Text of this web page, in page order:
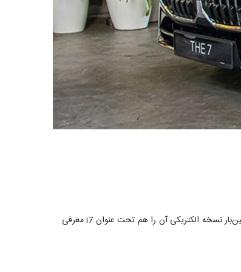
با طیف متنوعی از پیشرانه‌ها رونمایی کرد که علاوه‌بر نسخه‌های درون‌سوز ینزینی و دیزلی، برای نخستین‌بار نسخه الکتریکی آن را هم تحت عنوان i7 معرفی